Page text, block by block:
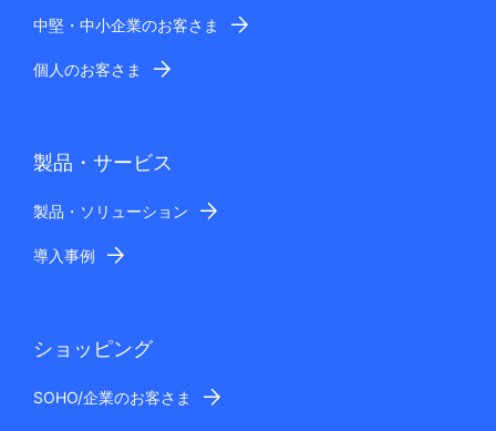
中堅・中小企業のお客さま
個人のお客さま
製品・サービス
製品・ソリューション
導入事例
ショッピング
SOHO/企業のお客さま